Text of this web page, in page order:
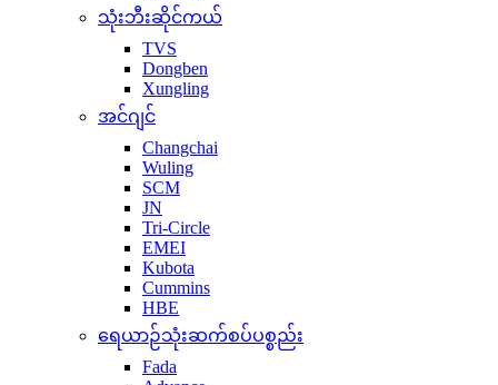
သုံးဘီးဆိုင်ကယ်
TVS
Dongben
Xungling
အင်ဂျင်
Changchai
Wuling
SCM
JN
Tri-Circle
EMEI
Kubota
Cummins
HBE
ရေယာဉ်သုံးဆက်စပ်ပစ္စည်း
Fada